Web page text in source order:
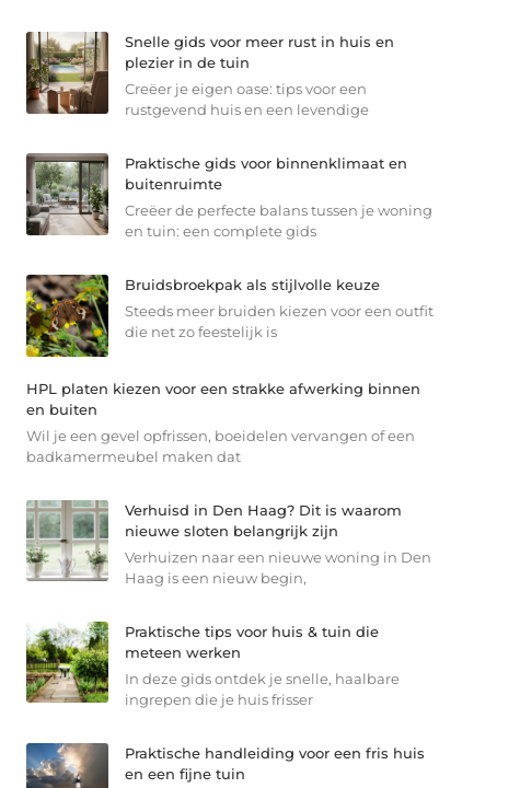
Snelle gids voor meer rust in huis en
plezier in de tuin
Creëer je eigen oase: tips voor een
rustgevend huis en een levendige
Praktische gids voor binnenklimaat en
buitenruimte
Creëer de perfecte balans tussen je woning
en tuin: een complete gids
Bruidsbroekpak als stijlvolle keuze
Steeds meer bruiden kiezen voor een outfit
die net zo feestelijk is
HPL platen kiezen voor een strakke afwerking binnen
en buiten
Wil je een gevel opfrissen, boeidelen vervangen of een
badkamermeubel maken dat
Verhuisd in Den Haag? Dit is waarom
nieuwe sloten belangrijk zijn
Verhuizen naar een nieuwe woning in Den
Haag is een nieuw begin,
Praktische tips voor huis & tuin die
meteen werken
In deze gids ontdek je snelle, haalbare
ingrepen die je huis frisser
Praktische handleiding voor een fris huis
en een fijne tuin